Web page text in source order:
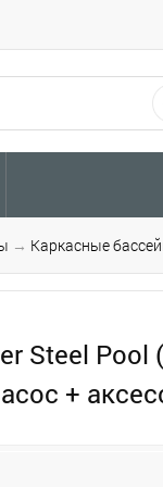
→ Каркасные
Steel
+